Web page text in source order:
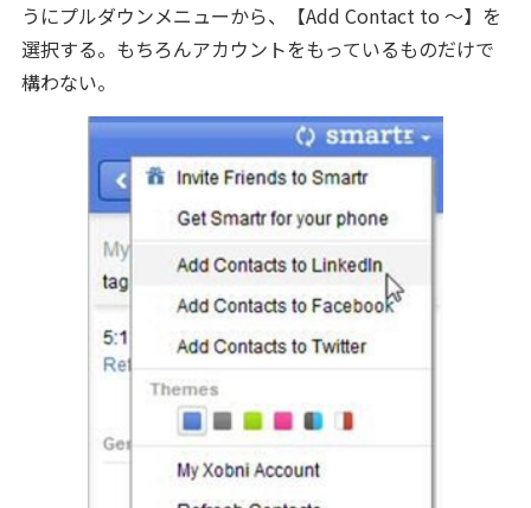
うにプルダウンメニューから、【Add Contact to ～】を
選択する。もちろんアカウントをもっているものだけで
構わない。